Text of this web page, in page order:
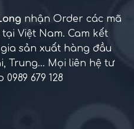
nhận Order các mã
Việt Nam. Cam kết
sản xuất hàng đầu
Trung... Mọi liên hệ tư
679 128